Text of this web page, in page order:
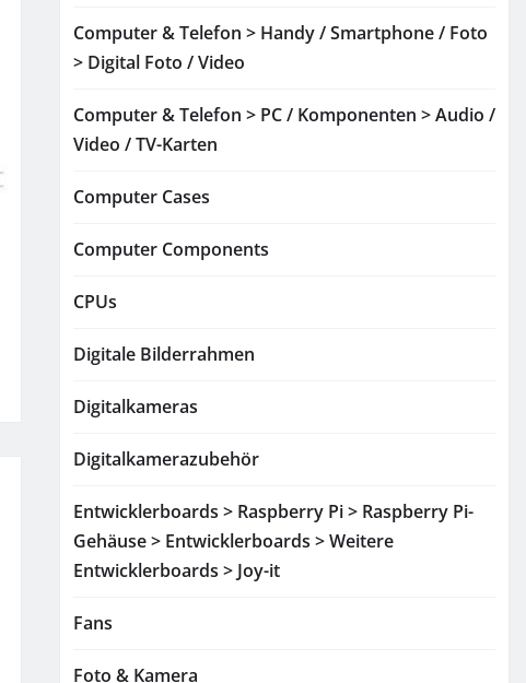
Computer & Telefon > Handy / Smartphone / Foto
> Digital Foto / Video
Computer & Telefon > PC / Komponenten > Audio /
Video / TV-Karten
Computer Cases
Computer Components
CPUs
Digitale Bilderrahmen
Digitalkameras
Digitalkamerazubehör
Entwicklerboards > Raspberry Pi > Raspberry Pi-
Gehäuse > Entwicklerboards > Weitere
Entwicklerboards > Joy-it
Fans
Foto & Kamera